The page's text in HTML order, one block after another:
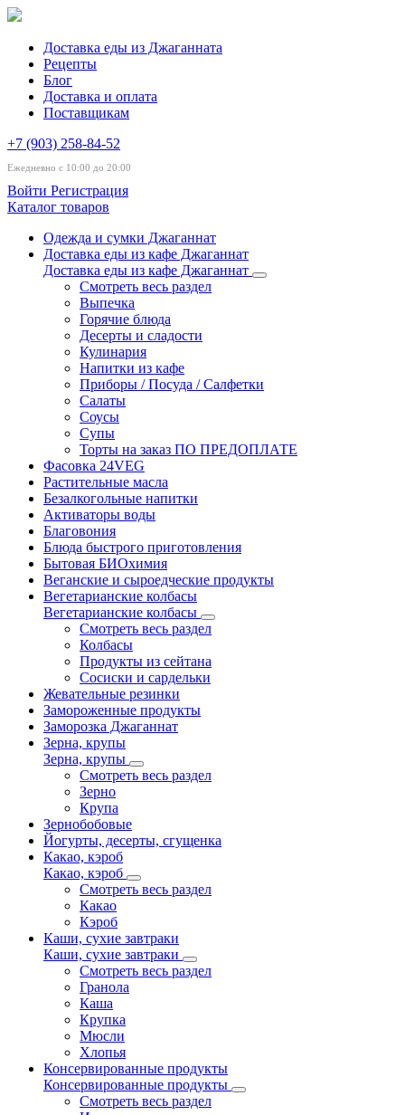
Доставка еды из Джаганната
Рецепты
Блог
Доставка и оплата
Поставщикам
+7 (903) 258-84-52
Ежедневно с 10:00 до 20:00
Войти Регистрация
Каталог товаров
Одежда и сумки Джаганнат
Доставка еды из кафе Джаганнат
Доставка еды из кафе Джаганнат
Смотреть весь раздел
Выпечка
Горячие блюда
Десерты и сладости
Кулинария
Напитки из кафе
Приборы / Посуда / Салфетки
Салаты
Соусы
Супы
Торты на заказ ПО ПРЕДОПЛАТЕ
Фасовка 24VEG
Растительные масла
Безалкогольные напитки
Активаторы воды
Благовония
Блюда быстрого приготовления
Бытовая БИОхимия
Веганские и сыроедческие продукты
Вегетарианские колбасы
Вегетарианские колбасы
Смотреть весь раздел
Колбасы
Продукты из сейтана
Сосиски и сардельки
Жевательные резинки
Замороженные продукты
Заморозка Джаганнат
Зерна, крупы
Зерна, крупы
Смотреть весь раздел
Зерно
Крупа
Зернобобовые
Йогурты, десерты, сгущенка
Какао, кэроб
Какао, кэроб
Смотреть весь раздел
Какао
Кэроб
Каши, сухие завтраки
Каши, сухие завтраки
Смотреть весь раздел
Гранола
Каша
Крупка
Мюсли
Хлопья
Консервированные продукты
Консервированные продукты
Смотреть весь раздел